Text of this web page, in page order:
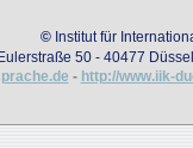
© Institut für
50 - 40477
- http://www.iik-